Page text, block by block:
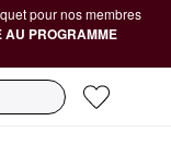
pour nos membres
AU PROGRAMME